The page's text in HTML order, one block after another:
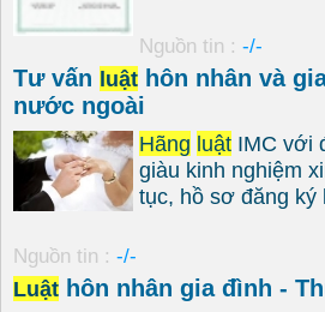
Nguồn tin : -/-
Tư vấn luật hôn nhân và
nước ngoài
Hãng luật IMC với
giàu kinh nghiệm
tục, hồ sơ đăng
Nguồn tin : -/-
Luật hôn nhân gia đình -